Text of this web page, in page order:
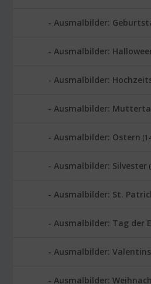
Ausmalbilder:
Ausmalbilder:
Ausmalbilder:
Ausmalbilder:
Ausmalbilder: Ostern
Ausmalbilder: Silvester
Ausmalbilder: St.
Ausmalbilder: Tag der
Ausmalbilder:
Ausmalbilder: